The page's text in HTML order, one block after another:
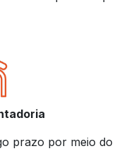
prazo por meio do